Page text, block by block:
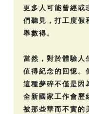
更多人可能曾經或
們聽見，打工度假
舉數得。
當然，對於體驗人
值得紀念的回憶。
這種夢碎不僅是因
全新國家工作會歷
被那些華而不實的